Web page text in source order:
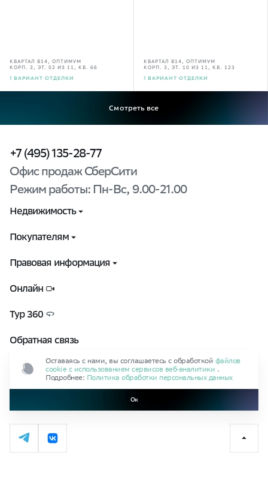
КВАРТАЛ В14, ОПТИМУМ
КОРП. 3, ЭТ. 02 ИЗ 11, КВ. 66
1 ВАРИАНТ ОТДЕЛКИ
КВАРТАЛ В14, ОПТИМУМ
КОРП. 3, ЭТ. 10 ИЗ 11, КВ. 123
1 ВАРИАНТ ОТДЕЛКИ
Смотреть все
+7 (495) 135-28-77
Офис продаж СберСити
Режим работы: Пн-Вс, 9.00-21.00
Недвижимость
Выбрать квартиру
Способы покупки
Покупателям
Контакты
Управляющая компания
Правовая информация
Документы
Пользовательское соглашение
Правила безопасности
Политика противодействия коррупции
Антикоррупционная декларация
Политика по управлению конфликтом интересов
Онлайн
Тур 360
Обратная связь
Сотрудничество
Коммерческая недвижимость
Оставаясь с нами, вы соглашаетесь с обработкой файлов
cookie с использованием сервисов веб‑аналитики .
Подробнее: Политика обработки персональных данных
Ок